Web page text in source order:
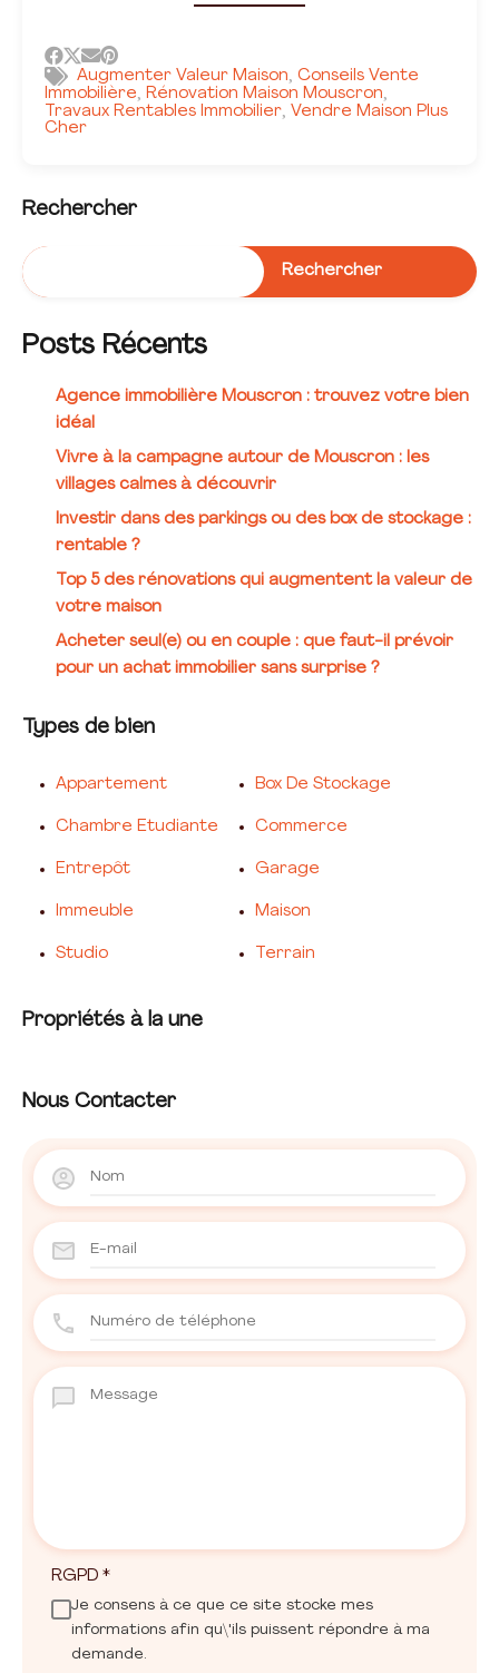
Augmenter Valeur Maison, Conseils Vente
Immobilière, Rénovation Maison Mouscron,
Travaux Rentables Immobilier, Vendre Maison Plus
Cher
Rechercher
Rechercher
Posts Récents
Agence immobilière Mouscron : trouvez votre bien
idéal
Vivre à la campagne autour de Mouscron : les
villages calmes à découvrir
Investir dans des parkings ou des box de stockage :
rentable ?
Top 5 des rénovations qui augmentent la valeur de
votre maison
Acheter seul(e) ou en couple : que faut-il prévoir
pour un achat immobilier sans surprise ?
Types de bien
Appartement Box De Stockage
Chambre Etudiante Commerce
Entrepôt Garage
Immeuble Maison
Studio Terrain
Propriétés à la une
Nous Contacter
RGPD *
Je consens à ce que ce site stocke mes
informations afin qu\'ils puissent répondre à ma
demande.